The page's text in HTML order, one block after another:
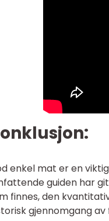
enkel mat er en
guiden har
finnes, den
gjennomgang